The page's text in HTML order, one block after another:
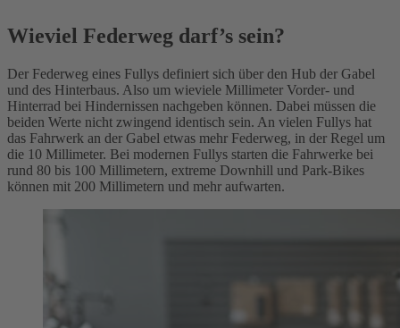
Wieviel Federweg darf’s sein?
Der Federweg eines Fullys definiert sich über den Hub der Gabel
und des Hinterbaus. Also um wieviele Millimeter Vorder- und
Hinterrad bei Hindernissen nachgeben können. Dabei müssen die
beiden Werte nicht zwingend identisch sein. An vielen Fullys hat
das Fahrwerk an der Gabel etwas mehr Federweg, in der Regel um
die 10 Millimeter. Bei modernen Fullys starten die Fahrwerke bei
rund 80 bis 100 Millimetern, extreme Downhill und Park-Bikes
können mit 200 Millimetern und mehr aufwarten.